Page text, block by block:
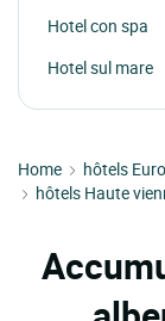
Hotel con spa
Hotel sul mare
Home hôtels
hôtels Haute